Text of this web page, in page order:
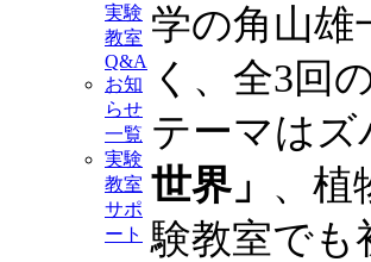
実験
教室
Q&A
お知
らせ
一覧
実験
教室
サポ
ート
学の角山雄
く、全3回
テーマはズ
世界」 、植
験教室でも